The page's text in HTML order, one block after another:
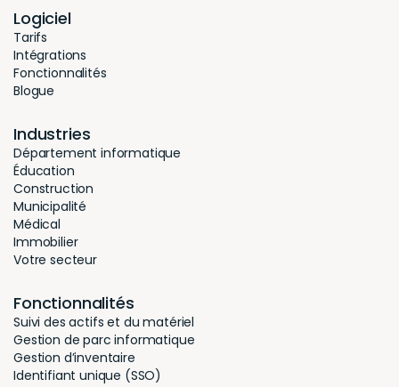
Éducation
Construction
Municipalité
Médical
Immobilier
Votre secteur
Fonctionnalités
Suivi des actifs et du matériel
Gestion de parc informatique
Gestion d’inventaire
Identifiant unique (SSO)
Solution Cloud
Application mobile
Gestion de logiciels et licences
Prêt de matériel
Location de matériel
Réservation de salles
Gestion des opérations